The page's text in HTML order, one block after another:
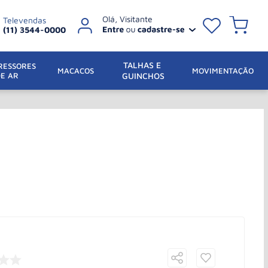
Televendas
(11) 3544-0000
AR
MACACOS
TALHAS E
GUINCHOS
MOVIMENTAÇÃO